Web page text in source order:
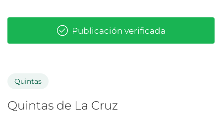
Publicación verificada
Quintas
Quintas de La Cruz